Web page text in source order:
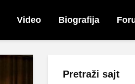
Video Biografija
Pretraži sajt